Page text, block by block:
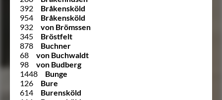
392
Bråkensköld
954
Bråkensköld
932
von Brömssen
345
Bröstfelt
878
Buchner
68
von Buchwaldt
98
von Budberg
1448
Bunge
126
Bure
614
Burensköld